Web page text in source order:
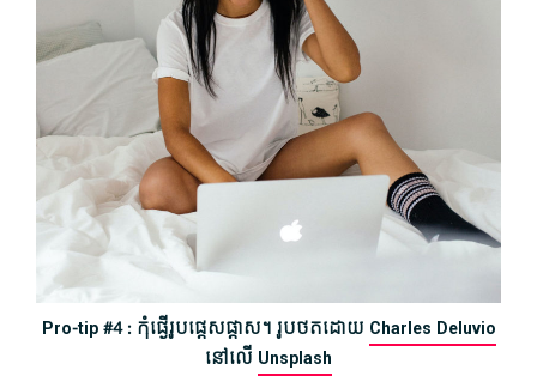
Pro-tip #4 : កុំផ្ងើរូបផ្តេសផ្តាស។ រូបថតដោយ Charles Deluvio
នៅលើ Unsplash